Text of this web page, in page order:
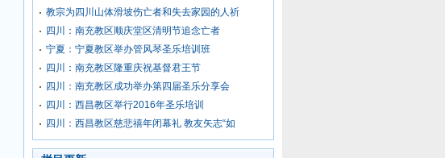
教宗为四川山体滑坡伤亡者和失去家园的人祈
四川：南充教区顺庆堂区清明节追念亡者
宁夏：宁夏教区举办管风琴圣乐培训班
四川：南充教区隆重庆祝基督君王节
四川：南充教区成功举办第四届圣乐分享会
四川：西昌教区举行2016年圣乐培训
四川：西昌教区慈悲禧年闭幕礼 教友矢志“如